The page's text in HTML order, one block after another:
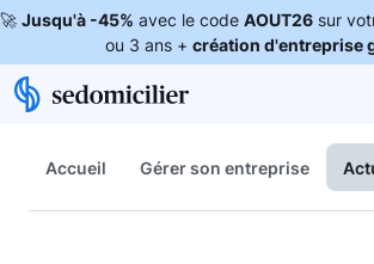
🚀 Jusqu'à -45% avec le code AOUT26 sur
ou 3 ans + création d'entreprise
Accueil Gérer son entreprise